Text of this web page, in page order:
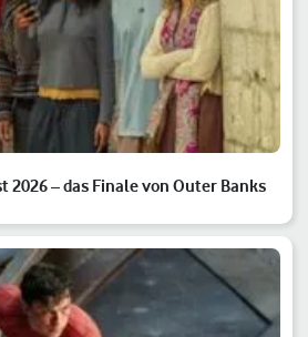
2026 – das Finale von Outer Banks